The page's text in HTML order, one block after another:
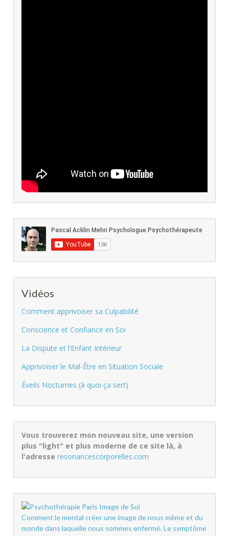
Vidéos
Comment apprivoiser sa Culpabilité
Conscience et Confiance en Soi
La Dispute et l’Enfant Intérieur
Apprivoiser le Mal-Être en Situation Sociale
Éveils Nocturnes (à quoi ça sert)
Vous trouverez mon nouveau site, une version
plus "light" et plus moderne de ce site là, à
l'adresse resonancescorporelles.com
Comment le mental créer une image de nous même et du
monde dans laquelle nous sommes enfermé. Le symptôme